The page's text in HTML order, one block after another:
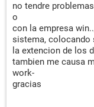
no tendre
o
con la empresa
sistema, colocando
la extencion de los
tambien me causa
work-
gracias